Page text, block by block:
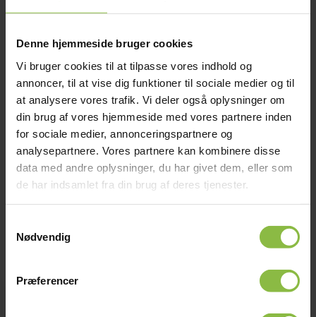
Denne hjemmeside bruger cookies
Vi bruger cookies til at tilpasse vores indhold og
annoncer, til at vise dig funktioner til sociale medier og til
at analysere vores trafik. Vi deler også oplysninger om
din brug af vores hjemmeside med vores partnere inden
for sociale medier, annonceringspartnere og
analysepartnere. Vores partnere kan kombinere disse
data med andre oplysninger, du har givet dem, eller som
de har indsamlet fra din brug af deres tjenester.
Nødvendig
Præferencer
Hvad underviser du i/hvilken jobfunktion har du?
Hvorfor har du valgt at arbejde på en efterskole?
Dejligt at arbejde med unge mennesker.
Hvad brænder du for i din jobfunktion?
At give eleverne viden indenfor både idræt og læring.
Hvad gør GIE til en god arbejdsplads for dig?
Kollegerne, eleverne og den gode stemning.